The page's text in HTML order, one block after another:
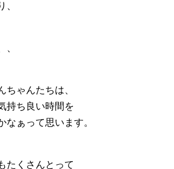
、
、
ちゃんたちは、
持ち良い時間を
なぁって思います。
たくさんとって